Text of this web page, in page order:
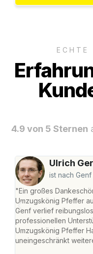
ECHTE
4.9 von 5 Sternen
Ulrich
ist nach
"Ein großes
Umzugskönig Pfeffer
Genf verlief
professionellen
Umzugskönig Pfeffer
uneingeschränkt